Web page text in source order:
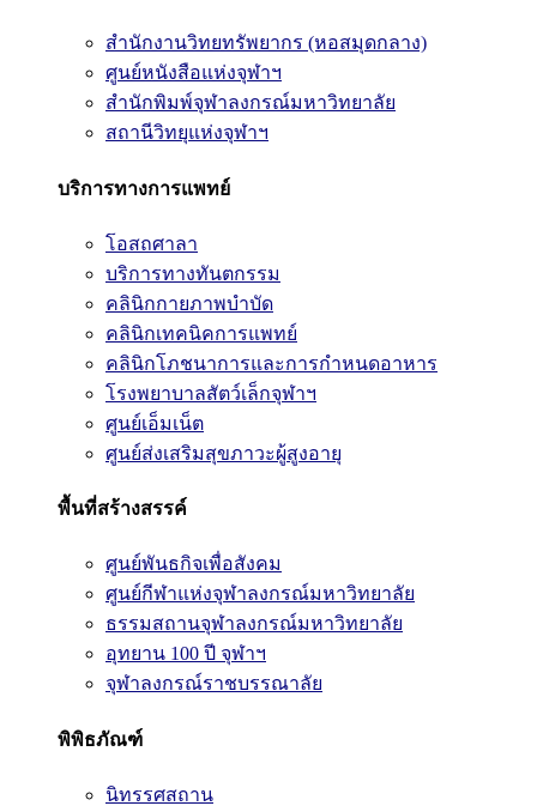
สำนักงานวิทยทรัพยากร (หอสมุดกลาง)
ศูนย์หนังสือแห่งจุฬาฯ
สำนักพิมพ์จุฬาลงกรณ์มหาวิทยาลัย
สถานีวิทยุแห่งจุฬาฯ
บริการทางการแพทย์
โอสถศาลา
บริการทางทันตกรรม
คลินิกกายภาพบำบัด
คลินิกเทคนิคการแพทย์
คลินิกโภชนาการและการกำหนดอาหาร
โรงพยาบาลสัตว์เล็กจุฬาฯ
ศูนย์เอ็มเน็ต
ศูนย์ส่งเสริมสุขภาวะผู้สูงอายุ
พื้นที่สร้างสรรค์
ศูนย์พันธกิจเพื่อสังคม
ศูนย์กีฬาแห่งจุฬาลงกรณ์มหาวิทยาลัย
ธรรมสถานจุฬาลงกรณ์มหาวิทยาลัย
อุทยาน 100 ปี จุฬาฯ
จุฬาลงกรณ์ราชบรรณาลัย
พิพิธภัณฑ์
นิทรรศสถาน